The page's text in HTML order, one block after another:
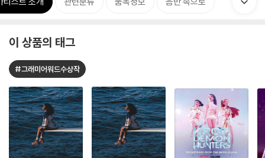
이 상품의 태그
#그래미어워드수상작